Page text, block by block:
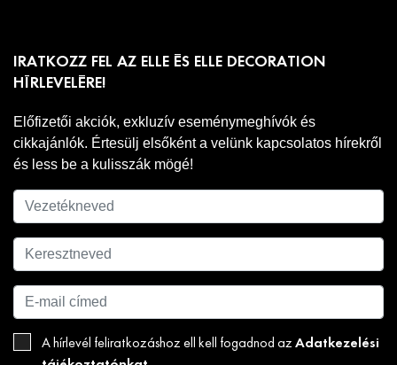
IRATKOZZ FEL AZ ELLE ÉS ELLE DECORATION
HÍRLEVELÉRE!
Előfizetői akciók, exkluzív eseménymeghívók és
cikkajánlók. Értesülj elsőként a velünk kapcsolatos hírekről
és less be a kulisszák mögé!
A hírlevél feliratkozáshoz ell kell fogadnod az Adatkezelési